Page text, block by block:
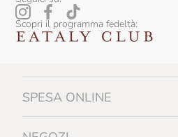
Scopri il programma fedeltà:
SPESA ONLINE